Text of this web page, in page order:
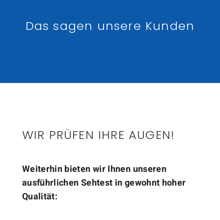
Das sagen unsere Kunden
WIR PRÜFEN IHRE AUGEN!
Weiterhin bieten wir Ihnen unseren
ausführlichen Sehtest in gewohnt hoher
Qualität: